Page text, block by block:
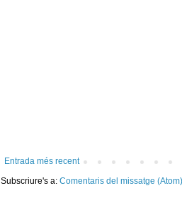
Entrada més recent
Subscriure's a: Comentaris del missatge (Atom)